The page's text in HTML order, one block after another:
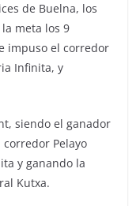
de Buelna, los
meta los 9
impuso el corredor
Infinita, y
siendo el ganador
Pelayo
y ganando la
Kutxa.